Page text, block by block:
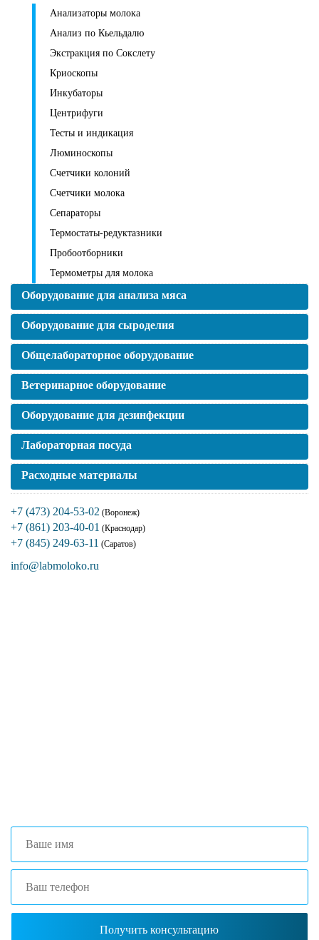
Анализаторы молока
Анализ по Кьельдалю
Экстракция по Сокслету
Криоскопы
Инкубаторы
Центрифуги
Тесты и индикация
Люминоскопы
Счетчики колоний
Счетчики молока
Сепараторы
Термостаты-редуктазники
Пробоотборники
Термометры для молока
Оборудование для анализа мяса
Оборудование для сыроделия
Общелабораторное оборудование
Ветеринарное оборудование
Оборудование для дезинфекции
Лабораторная посуда
Расходные материалы
+7 (473) 204-53-02 (Воронеж)
+7 (861) 203-40-01 (Краснодар)
+7 (845) 249-63-11 (Саратов)
info@labmoloko.ru